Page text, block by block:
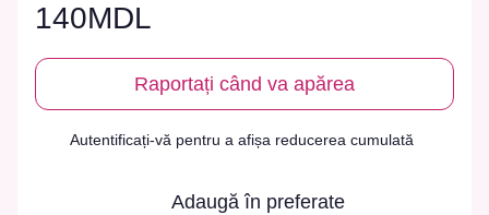
140MDL
Raportați când va apărea
Autentificați-vă pentru a afișa reducerea cumulată
Adaugă în preferate